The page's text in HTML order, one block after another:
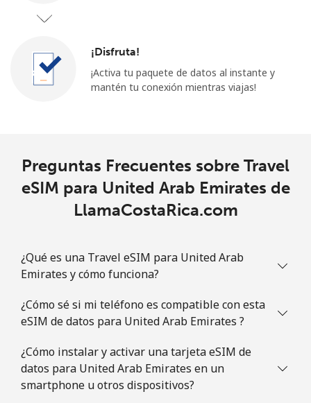
¡Disfruta!
¡Activa tu paquete de datos al instante y
mantén tu conexión mientras viajas!
Preguntas Frecuentes sobre Travel
eSIM para United Arab Emirates de
LlamaCostaRica.com
¿Qué es una Travel eSIM para United Arab
Emirates y cómo funciona?
¿Cómo sé si mi teléfono es compatible con esta
eSIM de datos para United Arab Emirates ?
¿Cómo instalar y activar una tarjeta eSIM de
datos para United Arab Emirates en un
smartphone u otros dispositivos?